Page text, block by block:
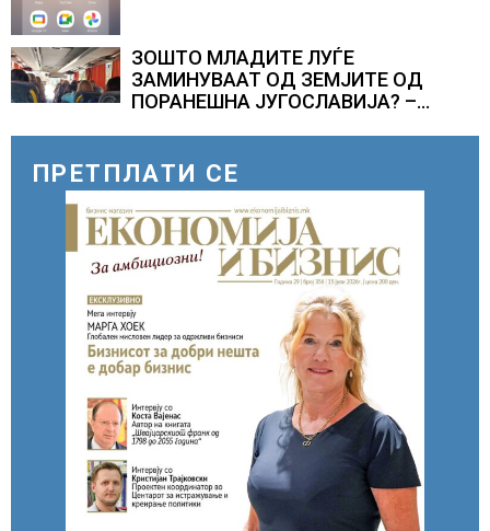
ЗОШТО МЛАДИТЕ ЛУЃЕ
ЗАМИНУВААТ ОД ЗЕМЈИТЕ ОД
ПОРАНЕШНА ЈУГОСЛАВИЈА? –
Хрватска
ПРЕТПЛАТИ СЕ